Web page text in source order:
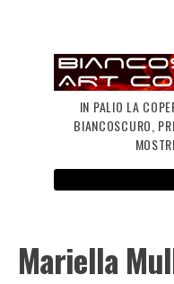
IN PALIO LA
BIANCOSCURO,
Mariella